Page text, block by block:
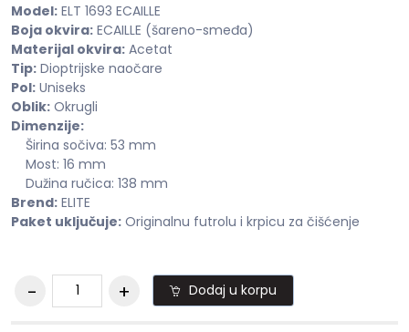
Model: ELT 1693 ECAILLE
Boja okvira: ECAILLE (šareno-smeđa)
Materijal okvira: Acetat
Tip: Dioptrijske naočare
Pol: Uniseks
Oblik: Okrugli
Dimenzije:
Širina sočiva: 53 mm
Most: 16 mm
Dužina ručica: 138 mm
Brend: ELITE
Paket uključuje: Originalnu futrolu i krpicu za čišćenje
Dodaj u korpu